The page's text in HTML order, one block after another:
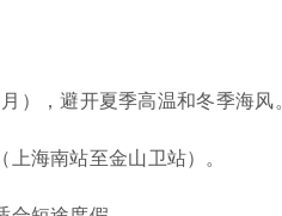
），避开夏季高温和冬季海风。
海南站至金山卫站）。